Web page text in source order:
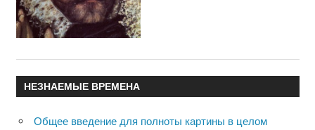
НЕЗНАЕМЫЕ ВРЕМЕНА
Общее введение для полноты картины в целом